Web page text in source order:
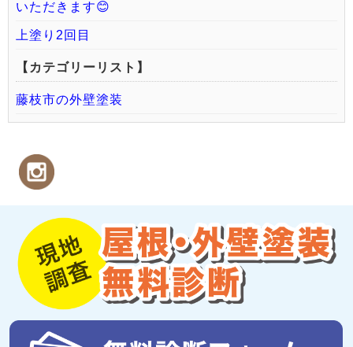
いただきます😊
上塗り2回目
【カテゴリーリスト】
藤枝市の外壁塗装